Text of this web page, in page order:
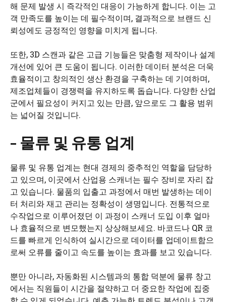
해 문제 발생 시 즉각적인 대응이 가능하게 합니다. 이는 고
객 만족도를 높이는 데 필수적이며, 결과적으로 브랜드 신
뢰성에도 긍정적인 영향을 미치게 됩니다.
또한, 3D 스캔과 같은 고급 기능들은 맞춤형 제작이나 설계
개선에 있어 큰 도움이 됩니다. 이러한 데이터 분석은 더욱
효율적이고 창의적인 생산 환경을 구축하는 데 기여하며,
제조업체들이 경쟁력을 유지하도록 돕습니다. 다양한 산업
군에서 필요성이 커지고 있는 만큼, 앞으로도 그 활용 범위
는 넓어질 것입니다.
– 물류 및 유통 업계
물류 및 유통 업계는 현대 경제의 중추적인 역할을 담당하
고 있으며, 이곳에서 산업용 스캐너는 필수 장비로 자리 잡
고 있습니다. 물품의 입출고 과정에서 매번 발생하는 데이
터 처리와 재고 관리는 정확성이 생명입니다. 전통적으로
수작업으로 이루어졌던 이 과정이 스캐너 도입 이후 얼마
나 효율적으로 변모했는지 상상해보세요. 바코드나 QR 코
드를 빠르게 인식하여 실시간으로 데이터를 업데이트함으
로써 오류를 줄이고 속도를 높이는 효과를 보고 있습니다.
뿐만 아니라, 자동화된 시스템과의 통합 덕분에 물류 창고
에서는 직원들이 시간을 절약하고 더 중요한 작업에 집중